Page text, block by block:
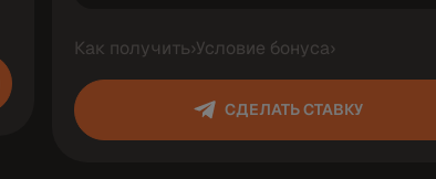
Как получить›Условие бонуса›
СДЕЛАТЬ СТАВКУ